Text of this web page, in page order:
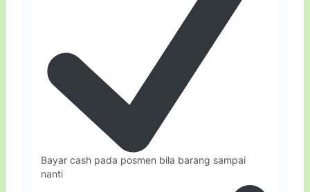
Bayar cash pada posmen bila barang sampai
nanti